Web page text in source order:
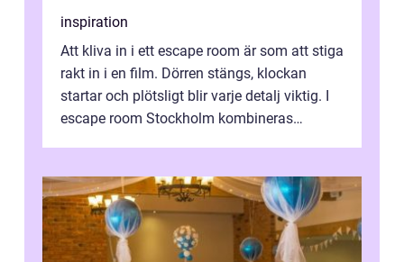
inspiration
Att kliva in i ett escape room är som att stiga
rakt in i en film. Dörren stängs, klockan
startar och plötsligt blir varje detalj viktig. I
escape room Stockholm kombineras